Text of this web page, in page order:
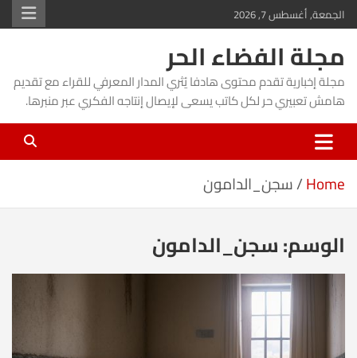
Skip
to
content
الجمعة, أغسطس 7, 2026
مجلة الفضاء الحر
مجلة إخبارية تقدم محتوى هادفا يُثري المدار المعرفي للقراء مع تقديم
هامش تعبيري حر لكل كاتب يسعى لإيصال إنتاجه الفكري عبر منبرها.
Home سجن_الدامون
الوسم:سجن_الدامون